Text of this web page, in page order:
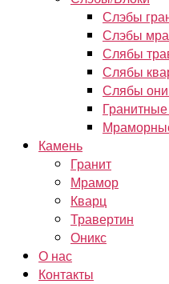
Слэбы
Слэбы
Слябы
Слябы
Слябы
Камень
Гранит
Мрамор
Кварц
Травертин
Оникс
О нас
Контакты